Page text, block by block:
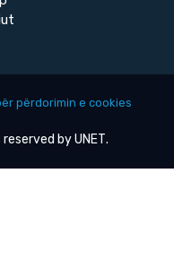
përdorimin e cookies
byUNET.